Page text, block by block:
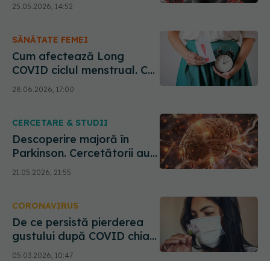
25.05.2026, 14:52
SĂNĂTATE FEMEI
Cum afectează Long
COVID ciclul menstrual. Ce
arată noile date
28.06.2026, 17:00
CERCETARE & STUDII
Descoperire majoră în
Parkinson. Cercetătorii au
găsit "scutul" care
salvează neuronii, dar
feminin
21.05.2026, 21:55
CORONAVIRUS
De ce persistă pierderea
gustului după COVID chiar
și după mult timp?
05.03.2026, 10:47